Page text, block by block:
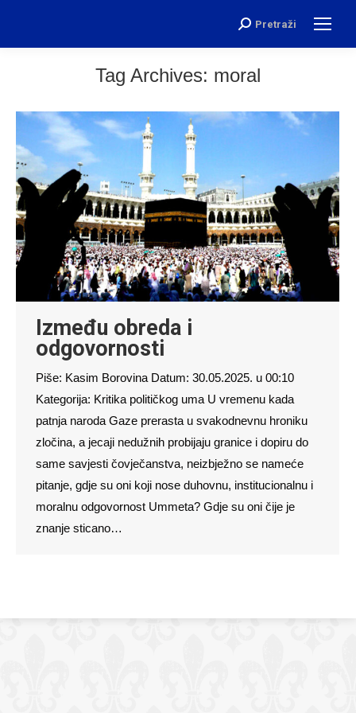
Search:
Pretraži
Tag Archives: moral
Između obreda i
odgovornosti
Piše: Kasim Borovina Datum: 30.05.2025. u 00:10
Kategorija: Kritika političkog uma U vremenu kada
patnja naroda Gaze prerasta u svakodnevnu hroniku
zločina, a jecaji nedužnih probijaju granice i dopiru do
same savjesti čovječanstva, neizbježno se nameće
pitanje, gdje su oni koji nose duhovnu, institucionalnu i
moralnu odgovornost Ummeta? Gdje su oni čije je
znanje sticano…